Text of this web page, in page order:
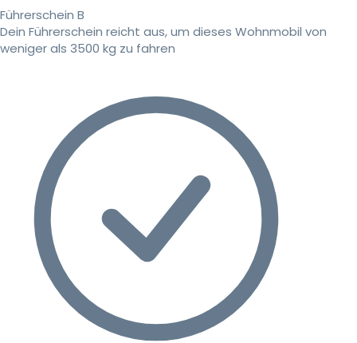
Führerschein B
Dein Führerschein reicht aus, um dieses Wohnmobil von
weniger als 3500 kg zu fahren